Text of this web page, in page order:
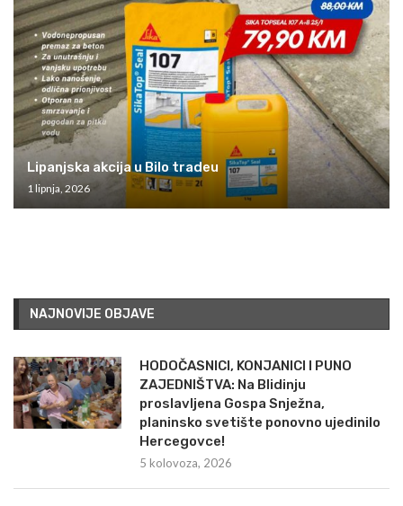
Lipanjska akcija u Bilo tradeu
1 lipnja, 2026
NAJNOVIJE OBJAVE
HODOČASNICI, KONJANICI I PUNO
ZAJEDNIŠTVA: Na Blidinju
proslavljena Gospa Snježna,
planinsko svetište ponovno ujedinilo
Hercegovce!
5 kolovoza, 2026